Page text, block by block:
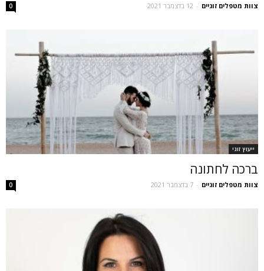
צוות מטפלים זוגיים - 12 בדצמבר 2021 0
ייעוץ זוגי
ברכה לחתונה
צוות מטפלים זוגיים - 7 בדצמבר 2021 0